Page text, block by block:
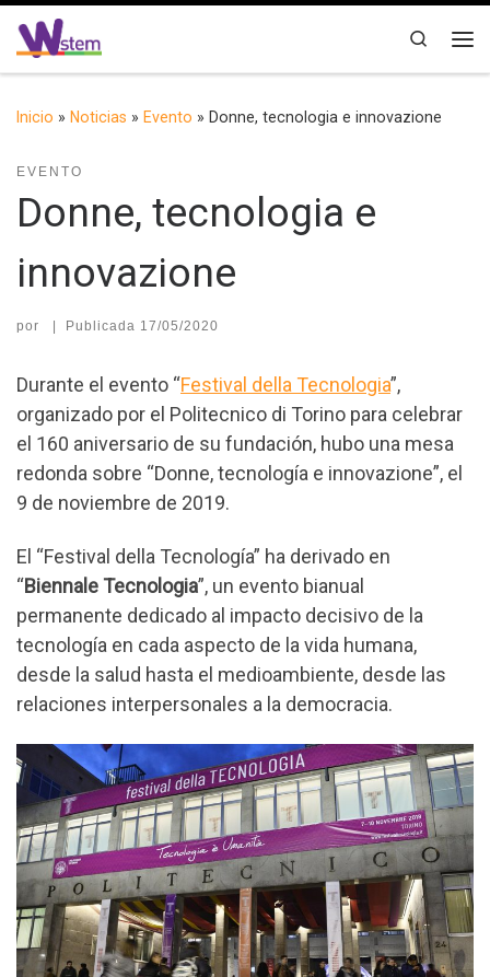
Saltar al contenido
Search
Inicio » Noticias » Evento » Donne, tecnologia e innovazione
EVENTO
Donne, tecnologia e
innovazione
por | Publicada 17/05/2020
Durante el evento “Festival della Tecnologia”,
organizado por el Politecnico di Torino para celebrar
el 160 aniversario de su fundación, hubo una mesa
redonda sobre “Donne, tecnología e innovazione”, el
9 de noviembre de 2019.
El “Festival della Tecnología” ha derivado en
“Biennale Tecnologia”, un evento bianual
permanente dedicado al impacto decisivo de la
tecnología en cada aspecto de la vida humana,
desde la salud hasta el medioambiente, desde las
relaciones interpersonales a la democracia.